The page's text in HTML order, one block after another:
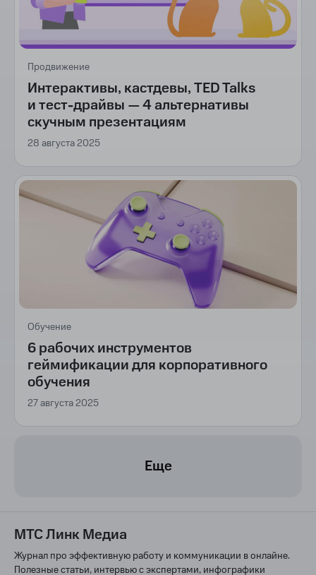
Продвижение
Интерактивы, кастдевы, TED Talks
и тест-драйвы — 4 альтернативы
скучным презентациям
28 августа 2025
Обучение
6 рабочих инструментов
геймификации для корпоративного
обучения
27 августа 2025
Еще
МТС Линк Медиа
Журнал про эффективную работу и коммуникации в онлайне.
Полезные статьи, интервью с экспертами, инфографики